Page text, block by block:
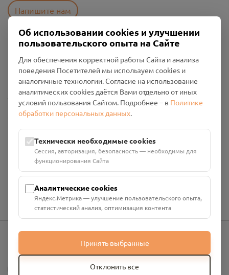
Напишите нам
Политика конфиденциальности
Промо-материалы
Настройки cookies
Общество с ограниченной ответственностью «Смоленский
Проект Помним»
ИНН: 6700029207 ОГРН: 1256700001986
Юридический адрес: 216790, Смоленская область, р-н
Руднянский, г. Рудня, улица Западная, д. 26А, пом. 18
Номер счёта: 40702810901130004287 в АО "АЛЬФА-БАНК"
info@pomnim.online
Об использовании cookies и улучшении
пользовательского опыта на Сайте
Для обеспечения корректной работы Сайта и анализа
поведения Посетителей мы используем cookies и
аналогичные технологии. Согласие на использование
аналитических cookies даётся Вами отдельно от иных
условий пользования Сайтом. Подробнее – в Политике
обработки персональных данных.
Технически необходимые cookies
Сессия, авторизация, безопасность — необходимы для
функционирования Сайта
Аналитические cookies
Яндекс.Метрика — улучшение пользовательского опыта,
статистический анализ, оптимизация контента
Принять выбранные
Отклонить все